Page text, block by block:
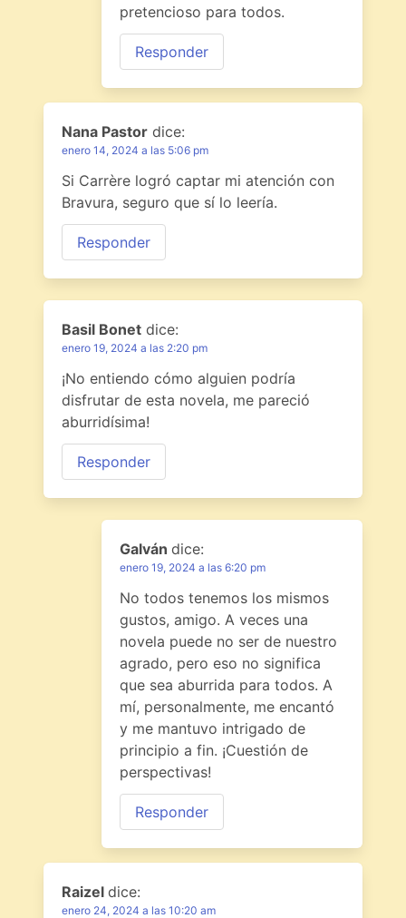
pretencioso para todos.
Responder
Nana Pastor dice:
enero 14, 2024 a las 5:06 pm
Si Carrère logró captar mi atención con
Bravura, seguro que sí lo leería.
Responder
Basil Bonet dice:
enero 19, 2024 a las 2:20 pm
¡No entiendo cómo alguien podría
disfrutar de esta novela, me pareció
aburridísima!
Responder
Galván dice:
enero 19, 2024 a las 6:20 pm
No todos tenemos los mismos
gustos, amigo. A veces una
novela puede no ser de nuestro
agrado, pero eso no significa
que sea aburrida para todos. A
mí, personalmente, me encantó
y me mantuvo intrigado de
principio a fin. ¡Cuestión de
perspectivas!
Responder
Raizel dice:
enero 24, 2024 a las 10:20 am